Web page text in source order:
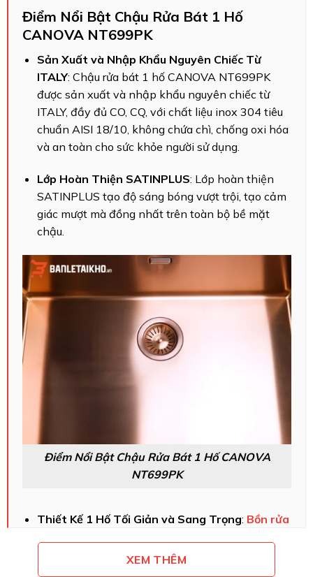
Điểm Nổi Bật Chậu Rửa Bát 1 Hố
CANOVA NT699PK
Sản Xuất và Nhập Khẩu Nguyên Chiếc Từ
ITALY: Chậu rửa bát 1 hố CANOVA NT699PK
được sản xuất và nhập khẩu nguyên chiếc từ
ITALY, đầy đủ CO, CQ, với chất liệu inox 304 tiêu
chuẩn AISI 18/10, không chứa chì, chống oxi hóa
và an toàn cho sức khỏe người sử dụng.
Lớp Hoàn Thiện SATINPLUS: Lớp hoàn thiện
SATINPLUS tạo độ sáng bóng vượt trội, tạo cảm
giác mượt mà đồng nhất trên toàn bộ bề mặt
chậu.
Điểm Nổi Bật Chậu Rửa Bát 1 Hố CANOVA
NT699PK
Thiết Kế 1 Hố Tối Giản và Sang Trọng: Bồn rửa
đường nét mềm mại và thanh lịch, phù hợp với
mọi không gian bếp.
XEM THÊM